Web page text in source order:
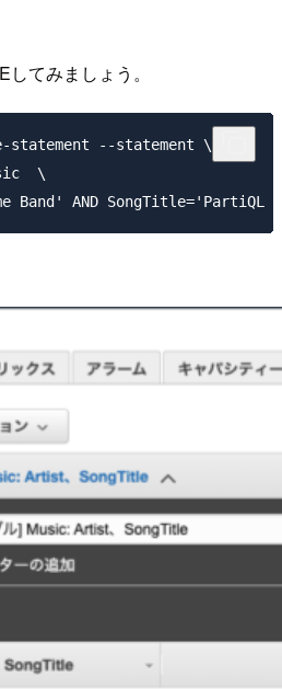
てみましょう。
statement --statement \
\